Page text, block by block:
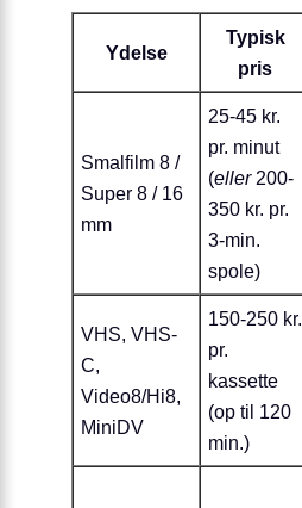
Ydelse
Typisk
pris
Smalfilm 8 /
Super 8 / 16
mm
25-45 kr.
pr. minut
(eller200-
350 kr. pr.
3-min.
spole)
VHS, VHS-
C,
Video8/Hi8,
MiniDV
150-250 kr.
pr.
kassette
(op til 120
min.)